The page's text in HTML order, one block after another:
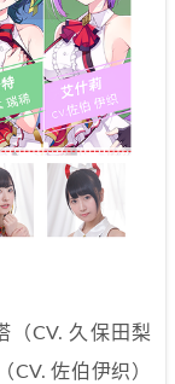
（CV. 久保田梨
CV. 佐伯伊织）